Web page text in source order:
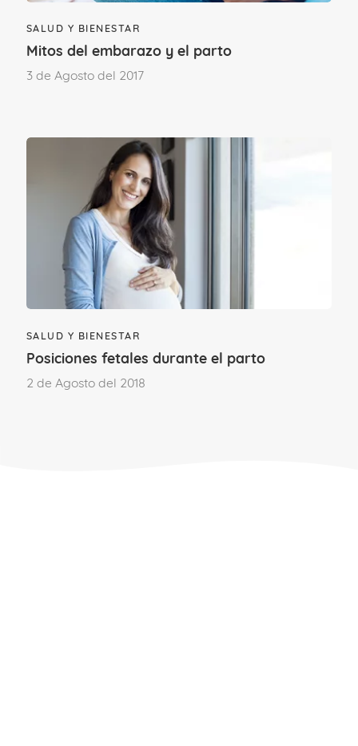
SALUD Y BIENESTAR
Mitos del embarazo y el parto
3 de Agosto del 2017
SALUD Y BIENESTAR
Posiciones fetales durante el parto
2 de Agosto del 2018